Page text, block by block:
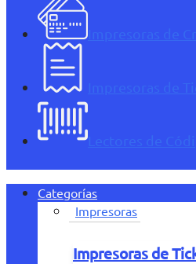
Impresoras de
Impresoras de
Lectores de
Categorías
Impresoras
Impresoras de